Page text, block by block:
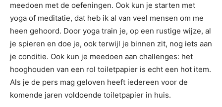
meedoen met de oefeningen. Ook kun je starten met
yoga of meditatie, dat heb ik al van veel mensen om me
heen gehoord. Door yoga train je, op een rustige wijze, al
je spieren en doe je, ook terwijl je binnen zit, nog iets aan
je conditie. Ook kun je meedoen aan challenges: het
hooghouden van een rol toiletpapier is echt een hot item.
Als je de pers mag geloven heeft iedereen voor de
komende jaren voldoende toiletpapier in huis.